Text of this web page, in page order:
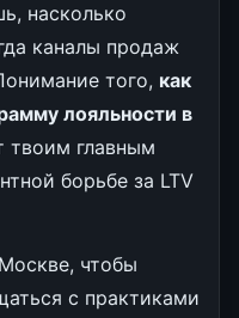
насколько
каналы продаж
того, как
лояльности в
твоим главным
борьбе за LTV
чтобы
с практиками